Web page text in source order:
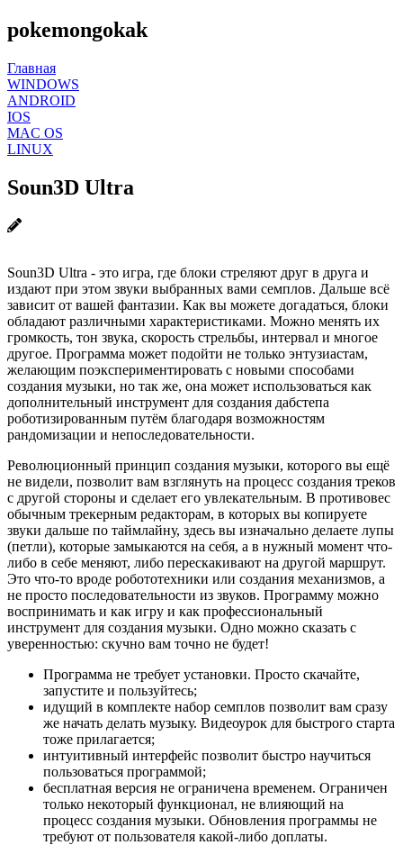
pokemongokak
Главная
WINDOWS
ANDROID
IOS
MAC OS
LINUX
Soun3D Ultra
Soun3D Ultra - это игра, где блоки стреляют друг в друга и
издают при этом звуки выбранных вами семплов. Дальше всё
зависит от вашей фантазии. Как вы можете догадаться, блоки
обладают различными характеристиками. Можно менять их
громкость, тон звука, скорость стрельбы, интервал и многое
другое. Программа может подойти не только энтузиастам,
желающим поэкспериментировать с новыми способами
создания музыки, но так же, она может использоваться как
дополнительный инструмент для создания дабстепа
роботизированным путём благодаря возможностям
рандомизации и непоследовательности.
Революционный принцип создания музыки, которого вы ещё
не видели, позволит вам взглянуть на процесс создания треков
с другой стороны и сделает его увлекательным. В противовес
обычным трекерным редакторам, в которых вы копируете
звуки дальше по таймлайну, здесь вы изначально делаете лупы
(петли), которые замыкаются на себя, а в нужный момент что-
либо в себе меняют, либо перескакивают на другой маршрут.
Это что-то вроде робототехники или создания механизмов, а
не просто последовательности из звуков. Программу можно
воспринимать и как игру и как профессиональный
инструмент для создания музыки. Одно можно сказать с
уверенностью: скучно вам точно не будет!
Программа не требует установки. Просто скачайте,
запустите и пользуйтесь;
идущий в комплекте набор семплов позволит вам сразу
же начать делать музыку. Видеоурок для быстрого старта
тоже прилагается;
интуитивный интерфейс позволит быстро научиться
пользоваться программой;
бесплатная версия не ограничена временем. Ограничен
только некоторый функционал, не влияющий на
процесс создания музыки. Обновления программы не
требуют от пользователя какой-либо доплаты.